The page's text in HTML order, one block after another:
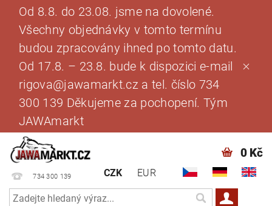
Od 8.8. do 23.08. jsme na dovolené.
Všechny objednávky v tomto termínu
budou zpracovány ihned po tomto datu.
Od 17.8. – 23.8. bude k dispozici e-mail
rigova@jawamarkt.cz a tel. číslo 734
300 139 Děkujeme za pochopení. Tým
JAWAmarkt
734 300 139 CZK EUR
0 Kč